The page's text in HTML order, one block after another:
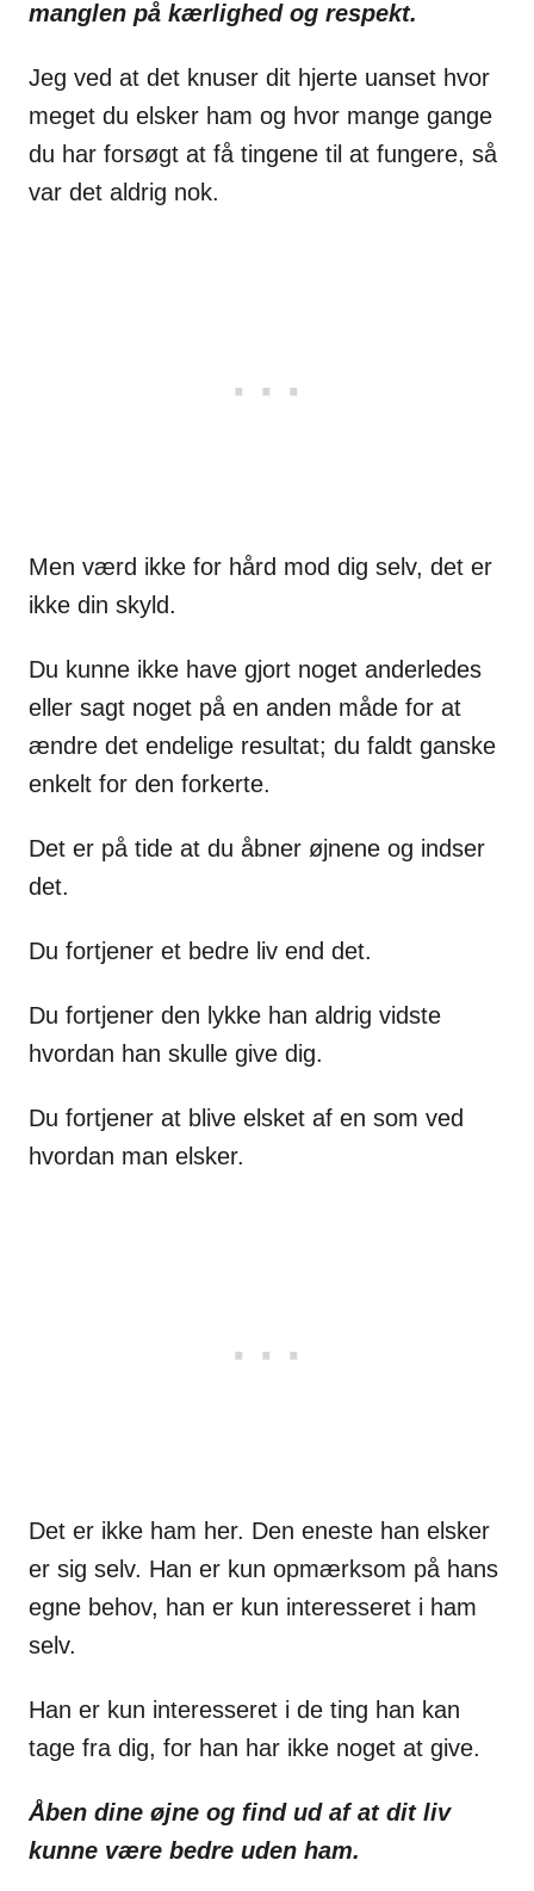
manglen på kærlighed og respekt.
Jeg ved at det knuser dit hjerte uanset hvor
meget du elsker ham og hvor mange gange
du har forsøgt at få tingene til at fungere, så
var det aldrig nok.
Men værd ikke for hård mod dig selv, det er
ikke din skyld.
Du kunne ikke have gjort noget anderledes
eller sagt noget på en anden måde for at
ændre det endelige resultat; du faldt ganske
enkelt for den forkerte.
Det er på tide at du åbner øjnene og indser
det.
Du fortjener et bedre liv end det.
Du fortjener den lykke han aldrig vidste
hvordan han skulle give dig.
Du fortjener at blive elsket af en som ved
hvordan man elsker.
Det er ikke ham her. Den eneste han elsker
er sig selv. Han er kun opmærksom på hans
egne behov, han er kun interesseret i ham
selv.
Han er kun interesseret i de ting han kan
tage fra dig, for han har ikke noget at give.
Åben dine øjne og find ud af at dit liv
kunne være bedre uden ham.